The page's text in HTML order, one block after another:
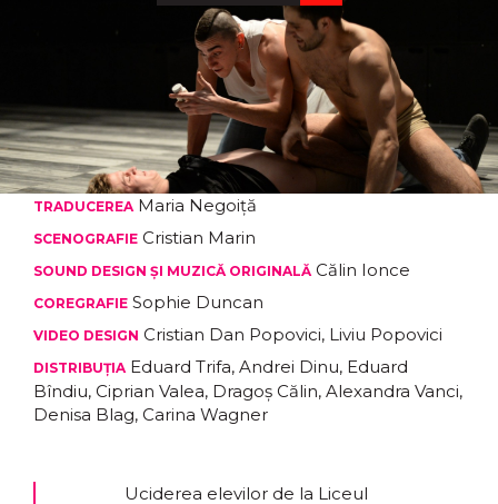
TRADUCEREAMaria Negoiță
SCENOGRAFIE Cristian Marin
SOUND DESIGN ȘI MUZICĂ ORIGINALĂCălin Ionce
COREGRAFIE Sophie Duncan
VIDEO DESIGN Cristian Dan Popovici, Liviu Popovici
DISTRIBUȚIAEduard Trifa, Andrei Dinu, Eduard
Bîndiu, Ciprian Valea, Dragoș Călin, Alexandra Vanci,
Denisa Blag, Carina Wagner
Uciderea elevilor de la Liceul